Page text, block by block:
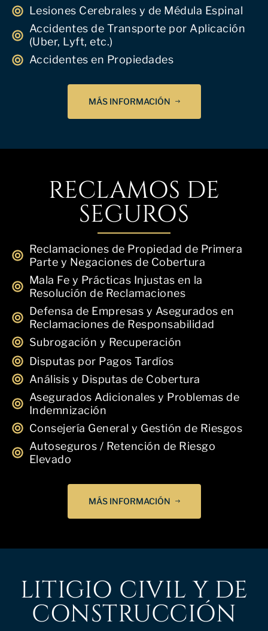
Lesiones Cerebrales y de Médula Espinal
Accidentes de Transporte por Aplicación
(Uber, Lyft, etc.)
Accidentes en Propiedades
MÁS INFORMACIÓN
RECLAMOS DE
SEGUROS
Reclamaciones de Propiedad de Primera
Parte y Negaciones de Cobertura
Mala Fe y Prácticas Injustas en la
Resolución de Reclamaciones
Defensa de Empresas y Asegurados en
Reclamaciones de Responsabilidad
Subrogación y Recuperación
Disputas por Pagos Tardíos
Análisis y Disputas de Cobertura
Asegurados Adicionales y Problemas de
Indemnización
Consejería General y Gestión de Riesgos
Autoseguros / Retención de Riesgo
Elevado
MÁS INFORMACIÓN
LITIGIO CIVIL Y DE
CONSTRUCCIÓN